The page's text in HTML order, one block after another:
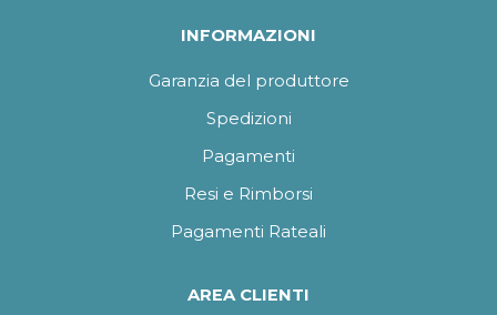
INFORMAZIONI
Garanzia del produttore
Spedizioni
Pagamenti
Resi e Rimborsi
Pagamenti Rateali
AREA CLIENTI